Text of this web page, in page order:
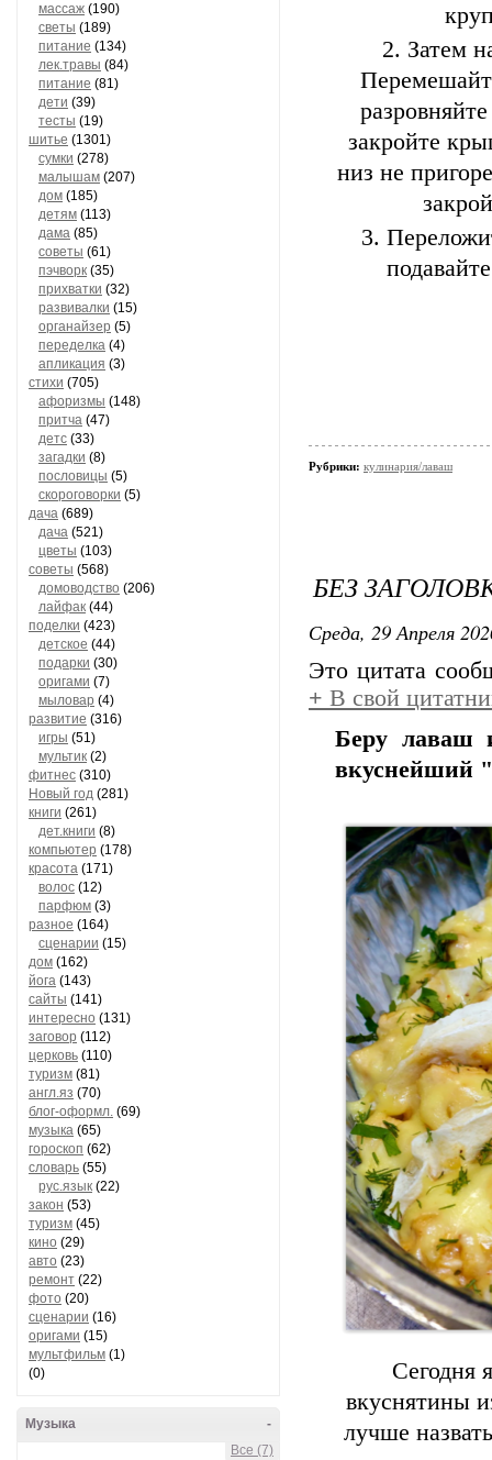
массаж (190)
светы (189)
питание (134)
лек.травы (84)
питание (81)
дети (39)
тесты (19)
шитье (1301)
сумки (278)
малышам (207)
дом (185)
детям (113)
дама (85)
советы (61)
пэчворк (35)
прихватки (32)
развивалки (15)
органайзер (5)
переделка (4)
апликация (3)
стихи (705)
афоризмы (148)
притча (47)
детс (33)
загадки (8)
пословицы (5)
скороговорки (5)
дача (689)
дача (521)
цветы (103)
советы (568)
домоводство (206)
лайфак (44)
поделки (423)
детское (44)
подарки (30)
оригами (7)
мыловар (4)
развитие (316)
игры (51)
мультик (2)
фитнес (310)
Новый год (281)
книги (261)
дет.книги (8)
компьютер (178)
красота (171)
волос (12)
парфюм (3)
разное (164)
сценарии (15)
дом (162)
йога (143)
сайты (141)
интересно (131)
заговор (112)
церковь (110)
туризм (81)
англ.яз (70)
блог-оформл. (69)
музыка (65)
гороскоп (62)
словарь (55)
рус.язык (22)
закон (53)
туризм (45)
кино (29)
авто (23)
ремонт (22)
фото (20)
сценарии (16)
оригами (15)
мультфильм (1)
(0)
-
Музыка
Все (7)
Затем
закройте
низ не
Рубрики: кулинария/лаваш
БЕЗ
Среда, 29 Апреля
Это цитата
+ В свой
Беру лаваш
вкуснейший
Сегодня
вкуснятины
лучше